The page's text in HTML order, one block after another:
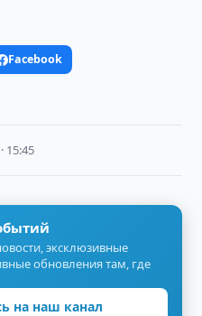
Facebook
15:45
эксклюзивные
обновления там, где
на наш канал